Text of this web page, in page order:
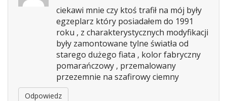
ciekawi mnie czy ktoś trafił na mój były
egzeplarz który posiadałem do 1991
roku , z charakterystycznych modyfikacji
były zamontowane tylne światła od
starego dużego fiata , kolor fabryczny
pomarańczowy , przemalowany
przezemnie na szafirowy ciemny
Odpowiedz